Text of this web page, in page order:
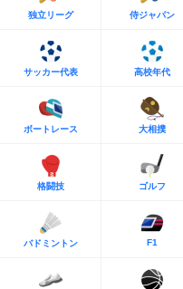
独立リーグ 侍ジャパン
サッカー代表 高校年代
ボートレース 大相撲
格闘技 ゴルフ
バドミントン F1